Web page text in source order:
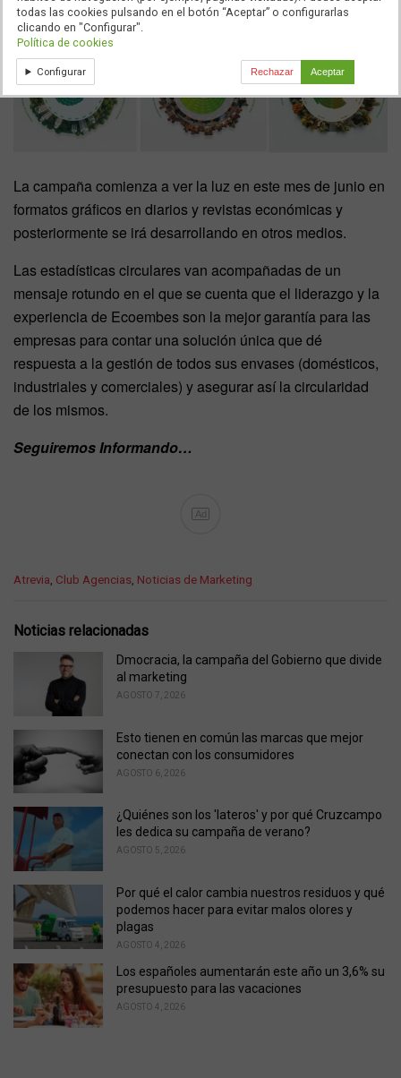
La campaña comienza a ver la luz en este mes de junio en
formatos gráficos en diarios y revistas económicas y
posteriormente se irá desarrollando en otros medios.
Las estadísticas circulares van acompañadas de un
mensaje rotundo en el que se cuenta que el liderazgo y la
experiencia de Ecoembes son la mejor garantía para las
empresas para contar una solución única que dé
respuesta a la gestión de todos sus envases (domésticos,
industriales y comerciales) y asegurar así la circularidad
de los mismos.
Seguiremos Informando…
Ad
C
e
Atrevia Club Agencias Noticias de Marketing
Noticias relacionadas
Dmocracia, la campaña del Gobierno que divide
al marketing
AGOSTO 7, 2026
Esto tienen en común las marcas que mejor
conectan con los consumidores
AGOSTO 6, 2026
¿Quiénes son los 'lateros' y por qué Cruzcampo
les dedica su campaña de verano?
AGOSTO 5, 2026
Por qué el calor cambia nuestros residuos y qué
podemos hacer para evitar malos olores y
plagas
AGOSTO 4, 2026
Los españoles aumentarán este año un 3,6% su
presupuesto para las vacaciones
AGOSTO 4, 2026
todas las cookies pulsando en el botón “Aceptar” o configurarlas
clicando en "Configurar".
Política de cookies
Configurar Rechazar Aceptar